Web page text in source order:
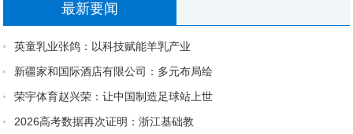
最新要闻
英童乳业张鸽：以科技赋能羊乳产业
新疆家和国际酒店有限公司：多元布局绘
荣宇体育赵兴荣：让中国制造足球站上世
2026高考数据再次证明：浙江基础教